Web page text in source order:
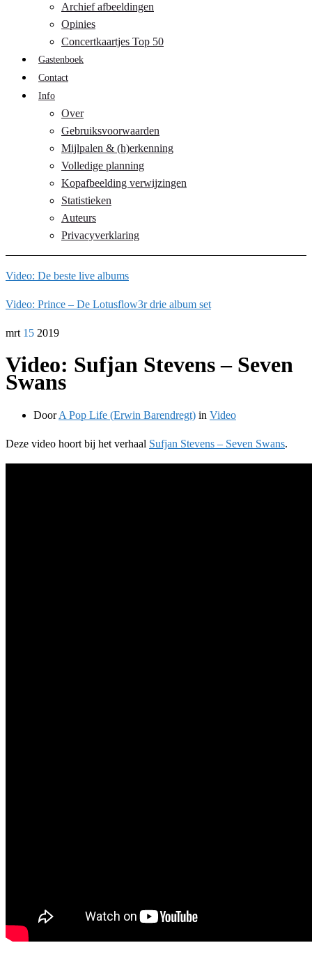
Archief afbeeldingen
Opinies
Concertkaartjes Top 50
Gastenboek
Contact
Info
Over
Gebruiksvoorwaarden
Mijlpalen & (h)erkenning
Volledige planning
Kopafbeelding verwijzingen
Statistieken
Auteurs
Privacyverklaring
Video: De beste live albums
Video: Prince – De Lotusflow3r drie album set
mrt 15 2019
Video: Sufjan Stevens – Seven
Swans
DoorA Pop Life (Erwin Barendregt) in Video
Deze video hoort bij het verhaal Sufjan Stevens – Seven Swans.